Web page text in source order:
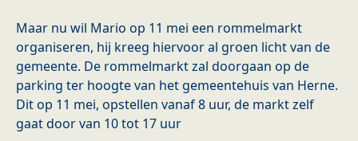
Maar nu wil Mario op 11 mei een rommelmarkt
organiseren, hij kreeg hiervoor al groen licht van de
gemeente. De rommelmarkt zal doorgaan op de
parking ter hoogte van het gemeentehuis van Herne.
Dit op 11 mei, opstellen vanaf 8 uur, de markt zelf
gaat door van 10 tot 17 uur